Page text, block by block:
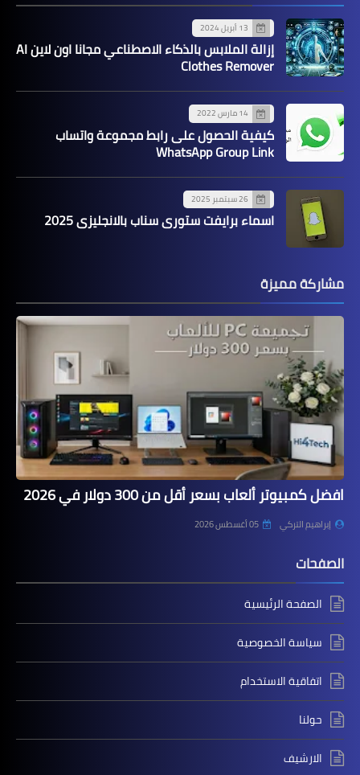
13 أبريل 2024
إزالة الملابس بالذكاء الاصطناعي مجانا اون لاين AI
Clothes Remover
14 مارس 2022
كيفية الحصول على رابط مجموعة واتساب
WhatsApp Group Link
26 سبتمبر 2025
اسماء برايفت ستوري سناب بالانجليزي 2025
مشاركة مميزة
افضل كمبيوتر ألعاب بسعر أقل من 300 دولار في 2026
إبراهيم التركي 05 أغسطس 2026
الصفحات
الصفحة الرئيسية
سياسة الخصوصية
اتفاقية الاستخدام
حولنا
الارشيف